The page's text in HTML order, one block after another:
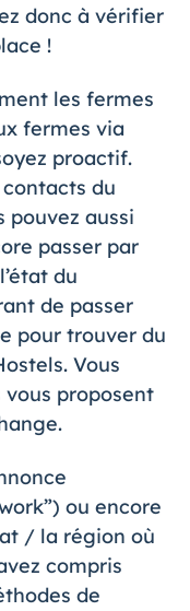
donc à vérifier
!
les fermes
fermes via
proactif.
contacts du
pouvez aussi
passer par
du
de passer
pour trouver du
Vous
vous proposent
ou encore
/ la région où
compris
de